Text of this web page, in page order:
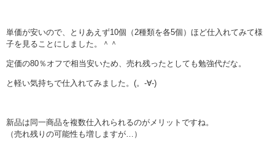
単価が安いので、とりあえず10個（2種類を各5個）ほど仕入れてみて様
子を見ることにしました。＾＾
定価の80％オフで相当安いため、売れ残ったとしても勉強代だな。
と軽い気持ちで仕入れてみました。(。-∀-)
新品は同一商品を複数仕入れられるのがメリットですね。
（売れ残りの可能性も増しますが…）